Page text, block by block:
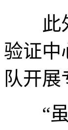
此外
验证中
队开
“虽